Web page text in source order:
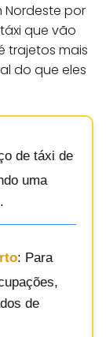
Nordeste por
que vão
trajetos mais
do que eles
de táxi de
uma
: Para
de